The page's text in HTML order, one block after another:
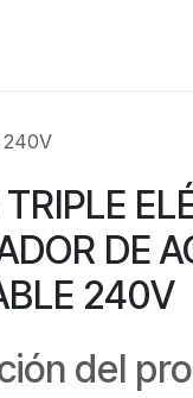
240V
DE
240V
del